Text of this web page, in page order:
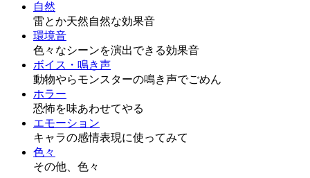
自然
雷とか天然自然な効果音
環境音
色々なシーンを演出できる効果音
ボイス・鳴き声
動物やらモンスターの鳴き声でごめん
ホラー
恐怖を味あわせてやる
エモーション
キャラの感情表現に使ってみて
色々
その他、色々